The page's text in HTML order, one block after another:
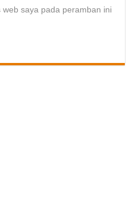
saya pada peramban ini